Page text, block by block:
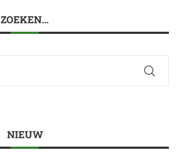
ZOEKEN…
NIEUW